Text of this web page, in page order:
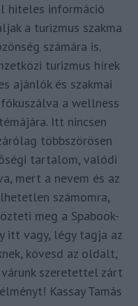
hiteles információ
a turizmus szakma
számára is.
turizmus hírek
ajánlók és szakmai
a wellness
Itt nincsen
többszörösen
tartalom, valódi
mert a nevem és az
számomra,
meg a Spabook-
itt vagy, légy tagja az
kövesd az oldalt,
szeretettel zárt
Kassay Tamás